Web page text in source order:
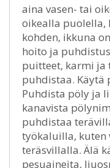
aina vasen- tai
oikealla puolella,
kohden, ikkuna
hoito ja
puitteet, karmi ja
puhdistaa. Käytä
Puhdista pöly ja
kanavista
puhdistaa
työkaluilla,
teräsvillalla. Älä
pesuaineita,